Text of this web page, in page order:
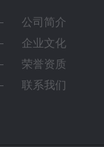
公司简介
企业文化
荣誉资质
联系我们